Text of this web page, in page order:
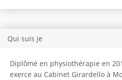
Qui suis je
Diplômé en physiothérapie en
exerce au Cabinet Girardello à